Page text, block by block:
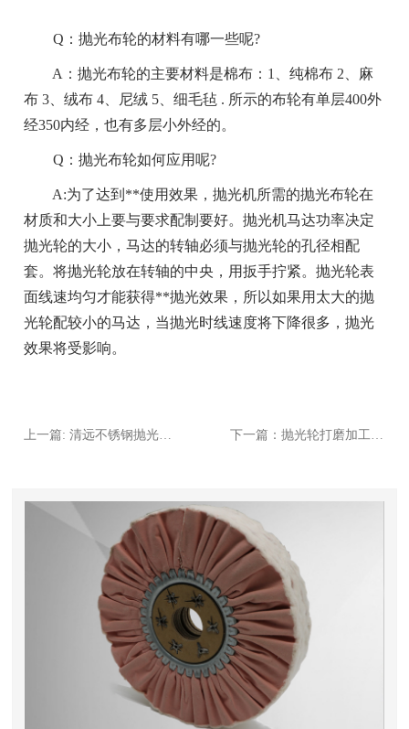
Q：抛光布轮的材料有哪一些呢?
A：抛光布轮的主要材料是棉布：1、纯棉布 2、麻
布 3、绒布 4、尼绒 5、细毛毡 . 所示的布轮有单层400外
经350内经，也有多层小外经的。
Q：抛光布轮如何应用呢?
A:为了达到**使用效果，抛光机所需的抛光布轮在
材质和大小上要与要求配制要好。抛光机马达功率决定
抛光轮的大小，马达的转轴必须与抛光轮的孔径相配
套。将抛光轮放在转轴的中央，用扳手拧紧。抛光轮表
面线速均匀才能获得**抛光效果，所以如果用太大的抛
光轮配较小的马达，当抛光时线速度将下降很多，抛光
效果将受影响。
上一篇: 清远不锈钢抛光工艺的打磨和出光 下一篇：抛光轮打磨加工工艺专业知识及操作规范步骤